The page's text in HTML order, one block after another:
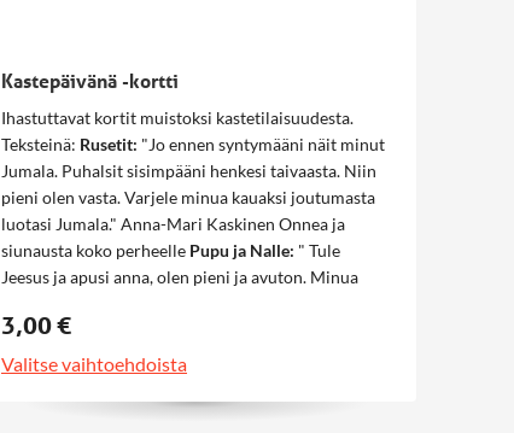
Kastepäivänä -kortti
Ihastuttavat kortit muistoksi kastetilaisuudesta.
Teksteinä: Rusetit: "Jo ennen syntymääni näit minut
Jumala. Puhalsit sisimpääni henkesi taivaasta. Niin
pieni olen vasta. Varjele minua kauaksi joutumasta
luotasi Jumala." Anna-Mari Kaskinen Onnea ja
siunausta koko perheelle Pupu ja Nalle: " Tule
Jeesus ja apusi anna, olen pieni ja avuton. Minua
Jeesus ja kasta minut armoosi valtavaan, että
kanssasi saan käydä aikaan tulevaan." A.T.Tuuli
3,00 €
Valitse vaihtoehdoista